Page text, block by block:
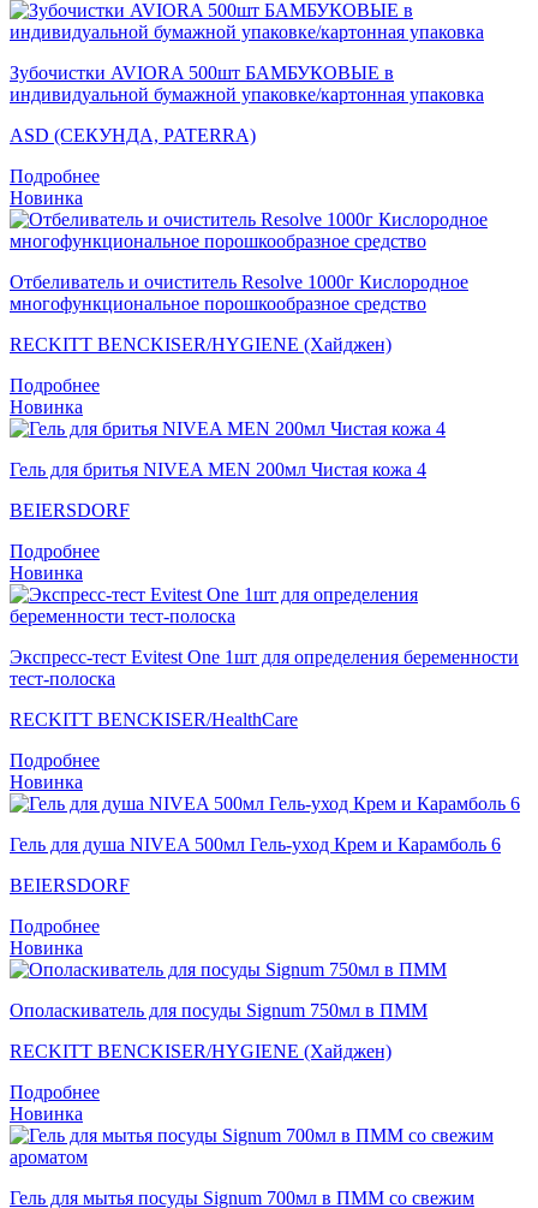
Зубочистки AVIORA 500шт БАМБУКОВЫЕ в
индивидуальной бумажной упаковке/картонная упаковка
ASD (СЕКУНДА, PATERRA)
Подробнее
Новинка
Отбеливатель и очиститель Resolve 1000г Кислородное
многофункциональное порошкообразное средство
RECKITT BENCKISER/HYGIENE (Хайджен)
Подробнее
Новинка
Гель для бритья NIVEA MEN 200мл Чистая кожа 4
BEIERSDORF
Подробнее
Новинка
Экспресс-тест Evitest One 1шт для определения беременности
тест-полоска
RECKITT BENCKISER/НealthСare
Подробнее
Новинка
Гель для душа NIVEA 500мл Гель-уход Крем и Карамболь 6
BEIERSDORF
Подробнее
Новинка
Ополаскиватель для посуды Signum 750мл в ПММ
RECKITT BENCKISER/HYGIENE (Хайджен)
Подробнее
Новинка
Гель для мытья посуды Signum 700мл в ПММ со свежим